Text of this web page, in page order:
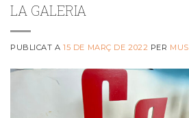
LA GALERIA
PUBLICAT A15 DE MARÇ DE 2022 PER